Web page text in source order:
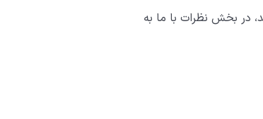
در بخش نظرات با ما به